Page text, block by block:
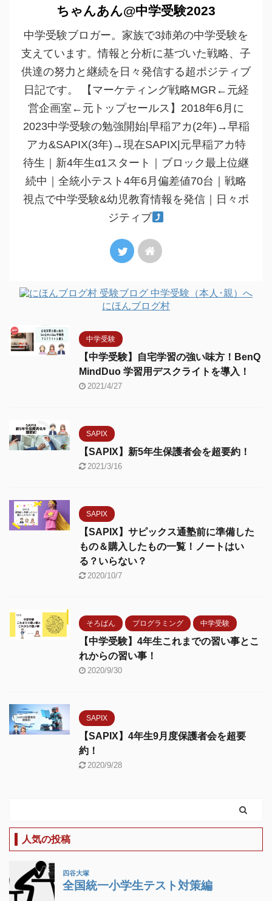
ちゃんあん@中学受験2023
中学受験ブロガー。家族で3姉弟の中学受験を
支えています。情報と分析に基づいた戦略、子
供達の努力と継続を日々発信する超ポジティブ
日記です。 【マーケティング戦略MGR←元経
営企画室←元トップセールス】2018年6月に
2023中学受験の勉強開始|早稲アカ(2年)→早稲
アカ&SAPIX(3年)→現在SAPIX|元早稲アカ特
待生｜新4年生α1スタート｜ブロック最上位継
続中｜全統小テスト4年6月偏差値70台｜戦略
視点で中学受験&幼児教育情報を発信｜日々ポ
ジティブ
にほんブログ村
中学受験
【中学受験】自宅学習の強い味方！BenQ
MindDuo 学習用デスクライトを導入！
2021/4/27
SAPIX
【SAPIX】新5年生保護者会を超要約！
2021/3/16
SAPIX
【SAPIX】サピックス通塾前に準備した
もの＆購入したもの一覧！ノートはい
る？いらない？
2020/10/7
そろばん プログラミング 中学受験
【中学受験】4年生これまでの習い事とこ
れからの習い事！
2020/9/30
SAPIX
【SAPIX】4年生9月度保護者会を超要
約！
2020/9/28
人気の投稿